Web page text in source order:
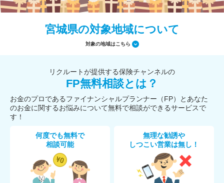
宮城県の対象地域について
対象の地域はこちら
リクルートが提供する保険チャンネルの
FP無料相談とは？
お金のプロであるファイナンシャルプランナー（FP）とあなた
のお金に関するお悩みについて無料で相談ができるサービスで
す！
何度でも無料で
相談可能
無理な勧誘や
しつこい営業は無し！